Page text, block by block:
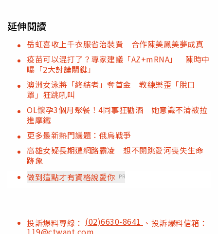
延伸閱讀
岳虹喜收上千衣服省治裝費 合作陳美鳳美夢成真
疫苗可以混打了？專家建議「AZ+mRNA」 陳時中
曝「2大討論關鍵」
澳洲女泳將「終結者」奪首金 教練樂歪「脫口
罩」狂跳吼叫
OL懷孕3個月聚餐！4同事狂勸酒 她意識不清被拉
進摩鐵
更多最新熱門議題：俄烏戰爭
高雄女疑長期遭網路霸凌 想不開跳愛河喪失生命
跡象
做到這點才有資格說愛你 PR
投訴爆料專線： (02)6630-8641 、投訴爆料信箱：
119@ctwant.com